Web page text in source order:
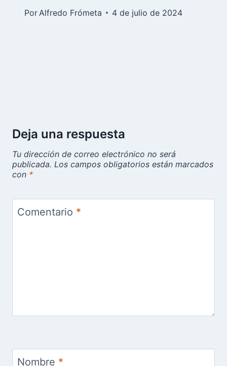
Por Alfredo Frómeta 4 de julio de 2024
Deja una respuesta
Tu dirección de correo electrónico no será
publicada. Los campos obligatorios están marcados
con *
Comentario *
Nombre *